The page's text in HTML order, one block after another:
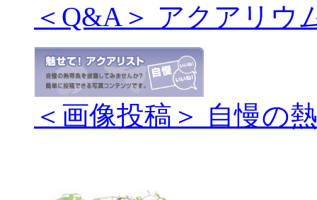
＜Q&A＞ アクアリウ
＜画像投稿＞ 自慢の